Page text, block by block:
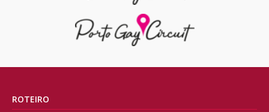
ROTEIRO